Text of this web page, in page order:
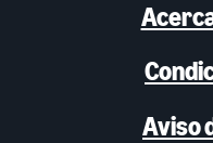
Aviso